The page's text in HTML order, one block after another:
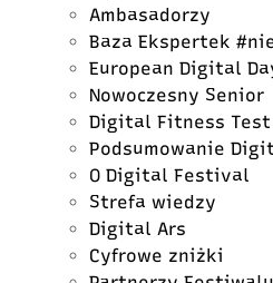
Ambasadorzy
Baza Ekspertek
European Digital
Nowoczesny Senior
Digital Fitness Test
Podsumowanie
O Digital Festival
Strefa wiedzy
Digital Ars
Cyfrowe zniżki